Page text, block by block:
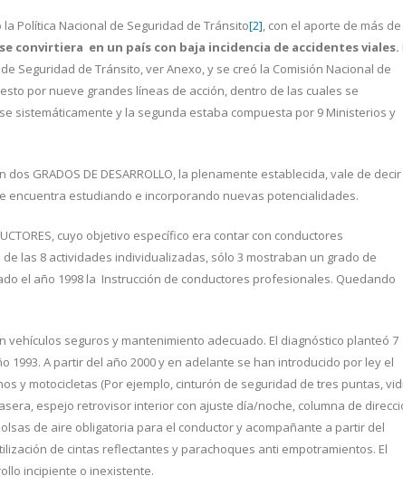
Política Nacional de Seguridad de Tránsito[2], con el aporte de más de
convirtiera en un país con baja incidencia de accidentes viales.
Seguridad de Tránsito, ver Anexo, y se creó la Comisión Nacional de
por nueve grandes líneas de acción, dentro de las cuales se
sistemáticamente y la segunda estaba compuesta por 9 Ministerios y
GRADOS DE DESARROLLO, la plenamente establecida, vale de decir
encuentra estudiando e incorporando nuevas potencialidades.
cuyo objetivo específico era contar con conductores
las 8 actividades individualizadas, sólo 3 mostraban un grado de
el año 1998 la Instrucción de conductores profesionales. Quedando
vehículos seguros y mantenimiento adecuado. El diagnóstico planteó 7
A partir del año 2000 y en adelante se han introducido por ley el
y motocicletas (Por ejemplo, cinturón de seguridad de tres puntas,
espejo retrovisor interior con ajuste día/noche, columna de
de aire obligatoria para el conductor y acompañante a partir del
de cintas reflectantes y parachoques anti empotramientos. El
incipiente o inexistente.